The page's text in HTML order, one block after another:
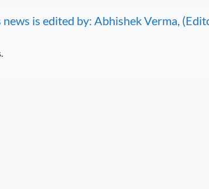
news is edited by: Abhishek Verma,